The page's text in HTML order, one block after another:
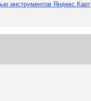
инструментов Яндекс.Карт